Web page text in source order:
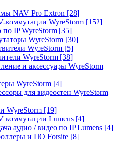
NAV Pro Extron [28]
коммутации WyreStorm [152]
по IP WyreStorm [35]
WyreStorm [30]
WyreStorm [5]
WyreStorm [38]
и аксессуары WyreStorm
WyreStorm [4]
для видеостен WyreStorm
WyreStorm [19]
коммутации Lumens [4]
аудио / видео по IP Lumens [4]
и ПО Forsite [8]